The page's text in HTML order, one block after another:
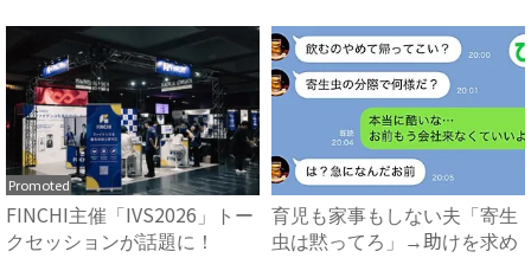
Promoted
FINCHI主催「IVS2026」トー
クセッションが話題に！
育児も家事もしない夫「寄生
虫は黙ってろ」→助けを求め